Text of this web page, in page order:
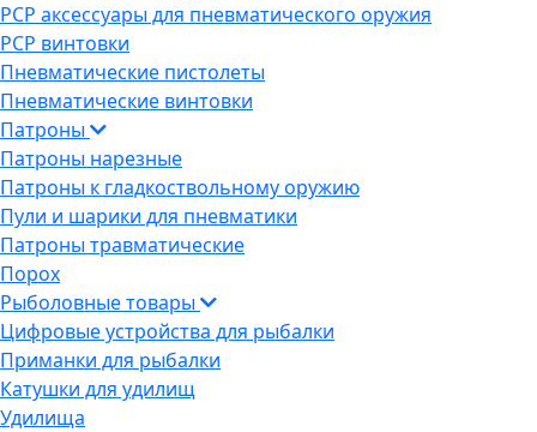
PCP аксессуары для пневматического оружия
PCP винтовки
Пневматические пистолеты
Пневматические винтовки
Патроны
Патроны нарезные
Патроны к гладкоствольному оружию
Пули и шарики для пневматики
Патроны травматические
Порох
Рыболовные товары
Цифровые устройства для рыбалки
Приманки для рыбалки
Катушки для удилищ
Удилища